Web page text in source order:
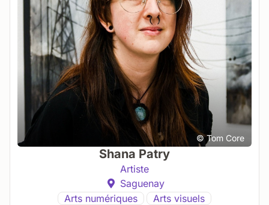
© Tom Core
Shana Patry
Artiste
Saguenay
Arts numériques
Arts visuels